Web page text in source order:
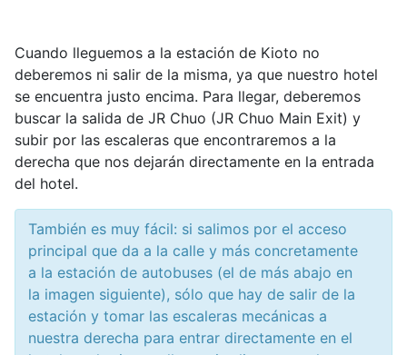
Cuando lleguemos a la estación de Kioto no
deberemos ni salir de la misma, ya que nuestro hotel
se encuentra justo encima. Para llegar, deberemos
buscar la salida de JR Chuo (JR Chuo Main Exit) y
subir por las escaleras que encontraremos a la
derecha que nos dejarán directamente en la entrada
del hotel.
También es muy fácil: si salimos por el acceso
principal que da a la calle y más concretamente
a la estación de autobuses (el de más abajo en
la imagen siguiente), sólo que hay de salir de la
estación y tomar las escaleras mecánicas a
nuestra derecha para entrar directamente en el